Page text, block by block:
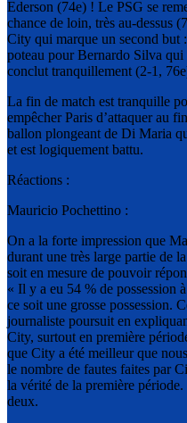
Ederson (74e) ! Le PSG se
chance de loin, très au-dessus
City qui marque un second but
poteau pour Bernardo Silva qui
conclut tranquillement (2-1,
La fin de match est tranquille
empêcher Paris d’attaquer au
ballon plongeant de Di Maria
et est logiquement battu.
Réactions :
Mauricio Pochettino :
On a la forte impression que
durant une très large partie de
soit en mesure de pouvoir
« Il y a eu 54 % de possession
ce soit une grosse possession.
journaliste poursuit en
City, surtout en première
que City a été meilleur que
le nombre de fautes faites par
la vérité de la première
deux.